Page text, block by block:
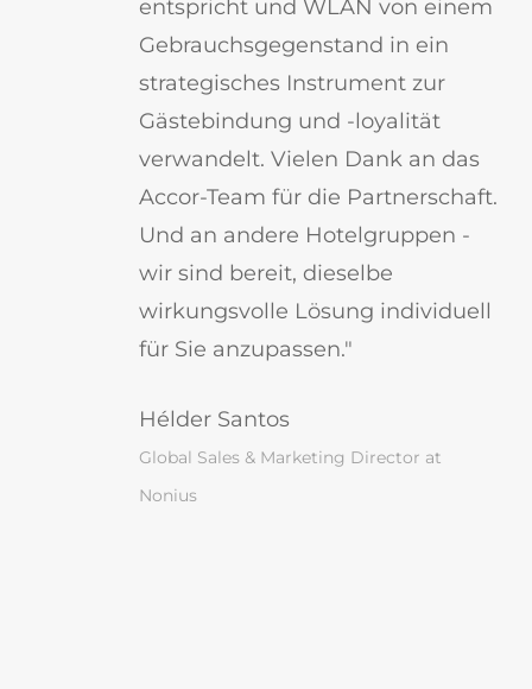
entspricht und WLAN von einem
Gebrauchsgegenstand in ein
strategisches Instrument zur
Gästebindung und -loyalität
verwandelt. Vielen Dank an das
Accor-Team für die Partnerschaft.
Und an andere Hotelgruppen -
wir sind bereit, dieselbe
wirkungsvolle Lösung individuell
für Sie anzupassen."
Hélder Santos
Global Sales & Marketing Director at
Nonius